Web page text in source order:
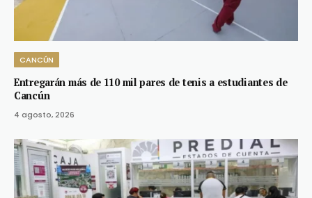
CANCÚN
Entregarán más de 110 mil pares de tenis a estudiantes de
Cancún
4 agosto, 2026